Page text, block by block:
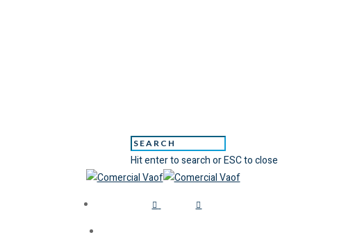
Hit enter to search or ESC to close
CARRITO